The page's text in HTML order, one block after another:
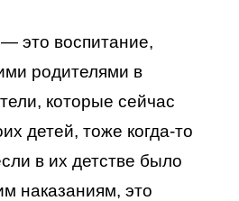
это воспитание,
родителями в
которые сейчас
детей, тоже когда-то
в их детстве было
наказаниям, это